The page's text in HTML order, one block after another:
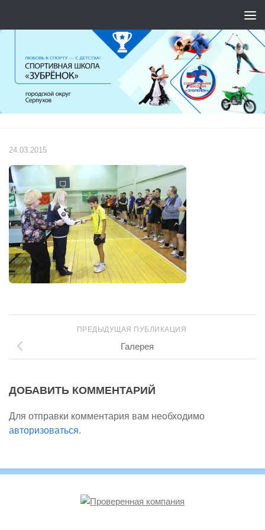
24.03.2015
ПРЕДЫДУЩАЯ ПУБЛИКАЦИЯ
Галерея
ДОБАВИТЬ КОММЕНТАРИЙ
Для отправки комментария вам необходимо
авторизоваться.